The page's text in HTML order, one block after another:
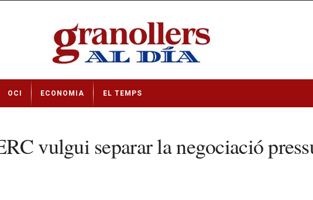
OCI ECONOMIA EL TEMPS
vulgui separar la negociació